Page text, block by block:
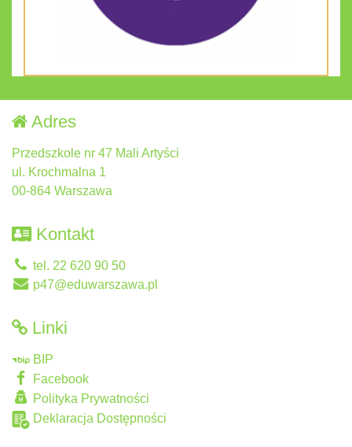
Adres
Przedszkole nr 47 Mali Artyści
ul. Krochmalna 1
00-864 Warszawa
Kontakt
tel. 22 620 90 50
p47@eduwarszawa.pl
Linki
BIP
Facebook
Polityka Prywatności
Deklaracja Dostępności